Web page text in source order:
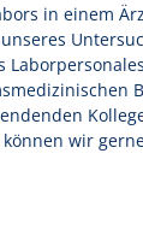
in einem
Laborpersonales
wir